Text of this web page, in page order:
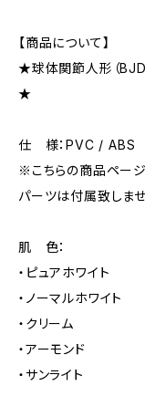
【商品について】
★球体関節人形（
★
仕 様：PVC / ABS
※こちらの商品ページ
パーツは付属致しま
肌 色：
・ピュアホワイト
・ノーマルホワイト
・クリーム
・アーモンド
・サンライト